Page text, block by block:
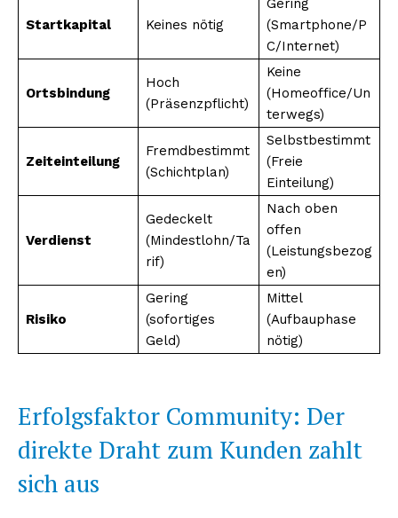
Startkapital Keines nötig
Gering
(Smartphone/P
C/Internet)
Ortsbindung
Hoch
(Präsenzpflicht)
Keine
(Homeoffice/Un
terwegs)
Zeiteinteilung
Fremdbestimmt
(Schichtplan)
Selbstbestimmt
(Freie
Einteilung)
Verdienst
Gedeckelt
(Mindestlohn/Ta
rif)
Nach oben
offen
(Leistungsbezog
en)
Risiko
Gering
(sofortiges
Geld)
Mittel
(Aufbauphase
nötig)
Erfolgsfaktor Community: Der
direkte Draht zum Kunden zahlt
sich aus